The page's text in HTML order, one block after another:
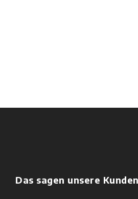
Das sagen unsere Kunden